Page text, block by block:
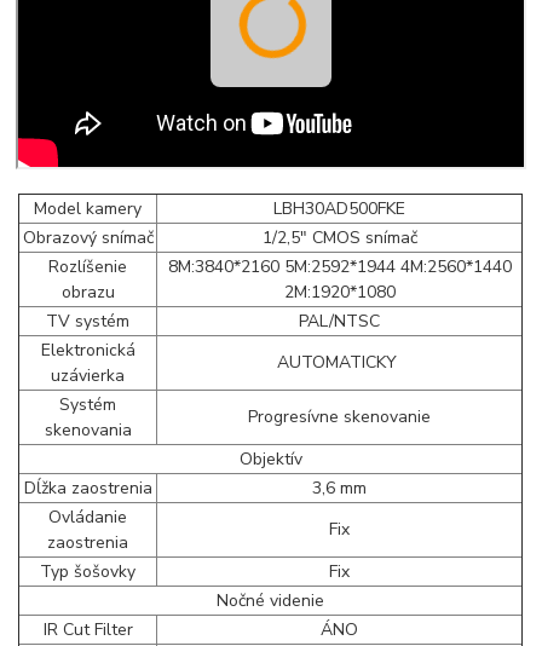
Model kamery
LBH30AD500FKE
Obrazový snímač
1/2,5" CMOS snímač
Rozlíšenie
obrazu
8M:3840*2160 5M:2592*1944 4M:2560*1440
2M:1920*1080
TV systém
PAL/NTSC
Elektronická
uzávierka
AUTOMATICKY
Systém
skenovania
Progresívne skenovanie
Objektív
Dĺžka zaostrenia
3,6 mm
Ovládanie
zaostrenia
Fix
Typ šošovky
Fix
Nočné videnie
IR Cut Filter
ÁNO